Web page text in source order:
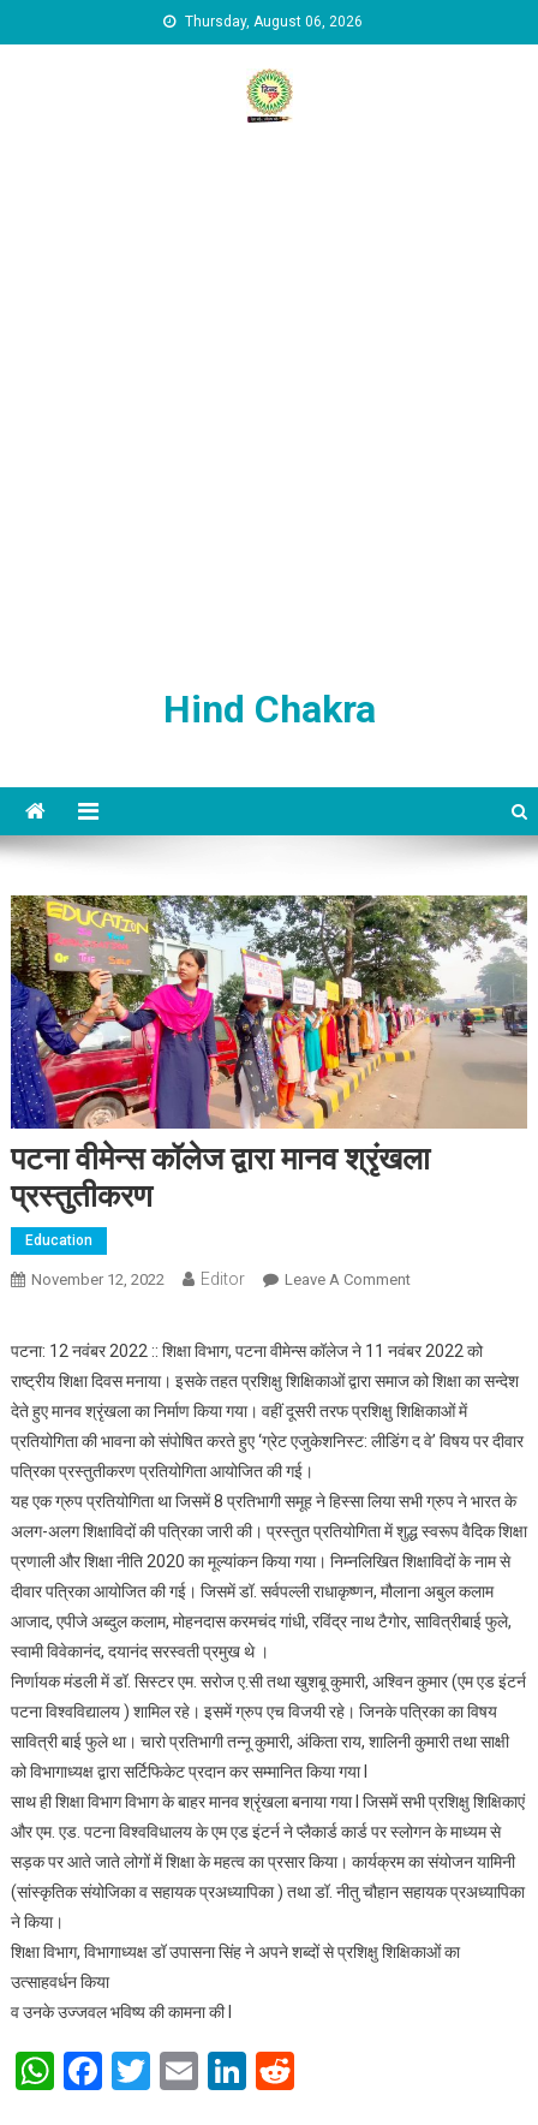
Thursday, August 06, 2026
Hind Chakra
पटना वीमेन्स कॉलेज द्वारा मानव श्रृंखला
प्रस्तुतीकरण
Education
November 12, 2022 Editor Leave A CommentOn पटना वीमेन्स
पटना: 12 नवंबर 2022 :: शिक्षा विभाग, पटना वीमेन्स कॉलेज ने 11 नवंबर 2022 को
राष्ट्रीय शिक्षा दिवस मनाया। इसके तहत प्रशिक्षु शिक्षिकाओं द्वारा समाज को शिक्षा का सन्देश
देते हुए मानव श्रृंखला का निर्माण किया गया। वहीं दूसरी तरफ प्रशिक्षु शिक्षिकाओं में
प्रतियोगिता की भावना को संपोषित करते हुए ‘ग्रेट एजुकेशनिस्ट: लीडिंग द वे’ विषय पर दीवार
पत्रिका प्रस्तुतीकरण प्रतियोगिता आयोजित की गई।
यह एक ग्रुप प्रतियोगिता था जिसमें 8 प्रतिभागी समूह ने हिस्सा लिया सभी ग्रुप ने भारत के
अलग-अलग शिक्षाविदों की पत्रिका जारी की। प्रस्तुत प्रतियोगिता में शुद्ध स्वरूप वैदिक शिक्षा
प्रणाली और शिक्षा नीति 2020 का मूल्यांकन किया गया। निम्नलिखित शिक्षाविदों के नाम से
दीवार पत्रिका आयोजित की गई। जिसमें डॉ. सर्वपल्ली राधाकृष्णन, मौलाना अबुल कलाम
आजाद, एपीजे अब्दुल कलाम, मोहनदास करमचंद गांधी, रविंद्र नाथ टैगोर, सावित्रीबाई फुले,
स्वामी विवेकानंद, दयानंद सरस्वती प्रमुख थे ।
निर्णायक मंडली में डॉ. सिस्टर एम. सरोज ए.सी तथा खुशबू कुमारी, अश्विन कुमार (एम एड इंटर्न
पटना विश्वविद्यालय ) शामिल रहे। इसमें ग्रुप एच विजयी रहे। जिनके पत्रिका का विषय
सावित्री बाई फुले था। चारो प्रतिभागी तन्नू कुमारी, अंकिता राय, शालिनी कुमारी तथा साक्षी
को विभागाध्यक्ष द्वारा सर्टिफिकेट प्रदान कर सम्मानित किया गया l
साथ ही शिक्षा विभाग विभाग के बाहर मानव श्रृंखला बनाया गया l जिसमें सभी प्रशिक्षु शिक्षिकाएं
और एम. एड. पटना विश्वविधालय के एम एड इंटर्न ने प्लैकार्ड कार्ड पर स्लोगन के माध्यम से
सड़क पर आते जाते लोगों में शिक्षा के महत्व का प्रसार किया। कार्यक्रम का संयोजन यामिनी
(सांस्कृतिक संयोजिका व सहायक प्रअध्यापिका ) तथा डॉ. नीतु चौहान सहायक प्रअध्यापिका
ने किया।
शिक्षा विभाग, विभागाध्यक्ष डॉ उपासना सिंह ने अपने शब्दों से प्रशिक्षु शिक्षिकाओं का
उत्साहवर्धन किया
व उनके उज्जवल भविष्य की कामना की I
WhatsApp
Facebook
Twitter
EmailLinkedIn
Reddit